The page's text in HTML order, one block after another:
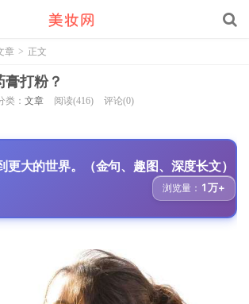
章 > 正文
打粉？
类： 文章 阅读(416) 评论(0)
更大的世界。（金句、趣图、深度长文）
浏览量： 1万+